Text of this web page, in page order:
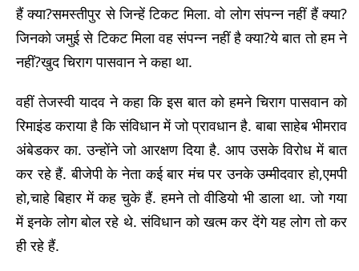
हैं क्या?समस्तीपुर से जिन्हें टिकट मिला. वो लोग संपन्न नहीं हैं क्या?
जिनको जमुई से टिकट मिला वह संपन्न नहीं है क्या?ये बात तो हम ने
नहीं?खुद चिराग पासवान ने कहा था.
वहीं तेजस्वी यादव ने कहा कि इस बात को हमने चिराग पासवान को
रिमाइंड कराया है कि संविधान में जो प्रावधान है. बाबा साहेब भीमराव
अंबेडकर का. उन्होंने जो आरक्षण दिया है. आप उसके विरोध में बात
कर रहे हैं. बीजेपी के नेता कई बार मंच पर उनके उम्मीदवार हो,एमपी
हो,चाहे बिहार में कह चुके हैं. हमने तो वीडियो भी डाला था. जो गया
में इनके लोग बोल रहे थे. संविधान को खत्म कर देंगे यह लोग तो कर
ही रहे हैं.